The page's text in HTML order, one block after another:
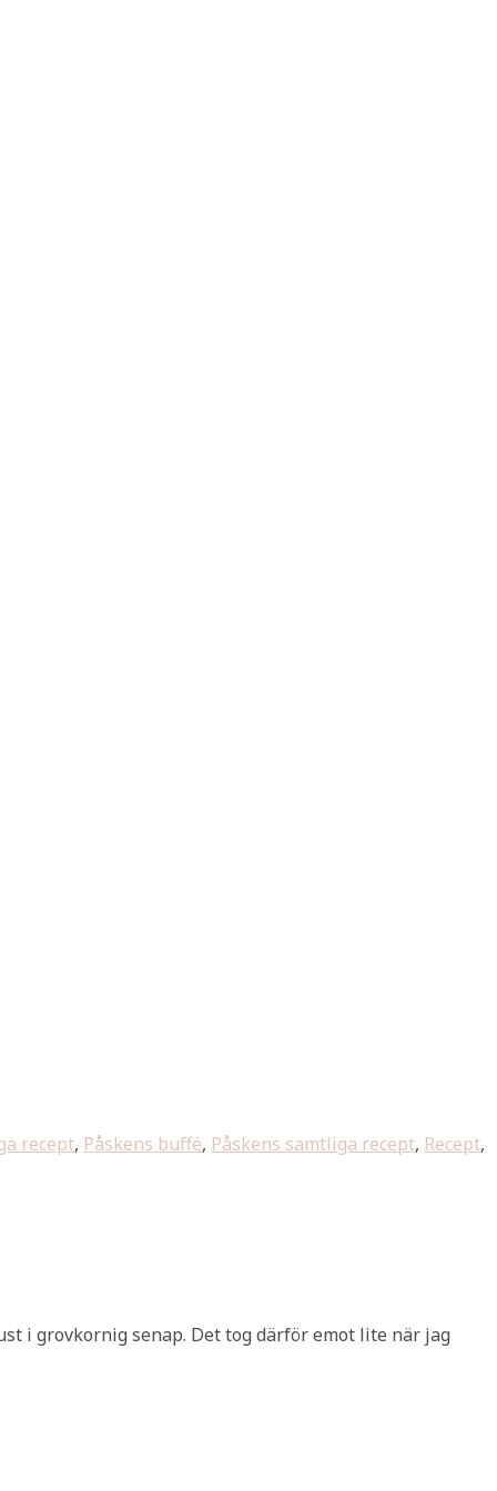
recept, Påskens buffé, Påskens samtliga recept, Recept,
i grovkornig senap. Det tog därför emot lite när jag